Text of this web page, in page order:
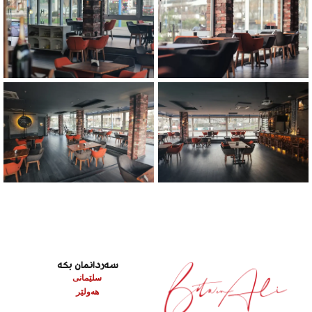
سەردانمان بکە
سلێمانی
هەولێر